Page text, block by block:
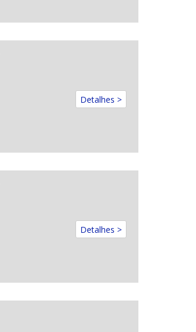
Detalhes >
Detalhes >